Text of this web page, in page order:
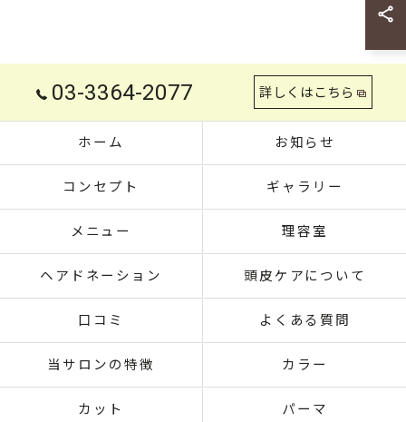
03-3364-2077 詳しくはこちら
ホーム お知らせ
コンセプト ギャラリー
メニュー 理容室
ヘアドネーション 頭皮ケアについて
口コミ よくある質問
当サロンの特徴 カラー
カット パーマ